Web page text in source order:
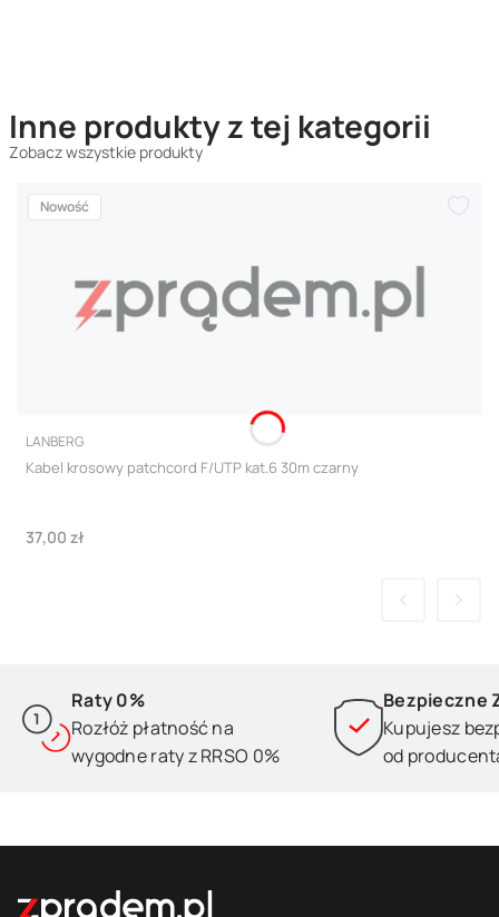
Inne produkty z tej kategorii
Zobacz wszystkie produkty
Nowość
PRODUCENT
LANBERG
Kabel krosowy patchcord F/UTP kat.6 30m czarny
Cena
37,00 zł
Raty 0%
Rozłóż płatność na
wygodne raty z RRSO 0%
Bezpieczne
Kupujesz
od